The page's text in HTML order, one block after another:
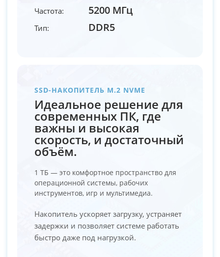
Частота: 5200 МГц
Тип: DDR5
SSD-НАКОПИТЕЛЬ M.2 NVME
Идеальное решение для
современных ПК, где
важны и высокая
скорость, и достаточный
объём.
1 ТБ — это комфортное пространство для
операционной системы, рабочих
инструментов, игр и мультимедиа.
Накопитель ускоряет загрузку, устраняет
задержки и позволяет системе работать
быстро даже под нагрузкой.